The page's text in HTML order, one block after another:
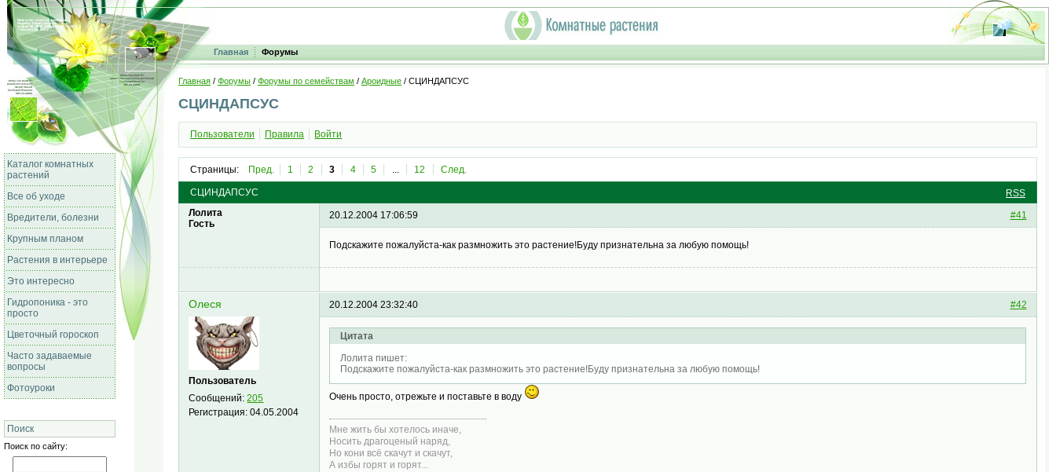
Главная Форумы
Каталог комнатных
растений
Все об уходе
Вредители, болезни
Крупным планом
Растения в интерьере
Это интересно
Гидропоника - это
просто
Цветочный гороскоп
Часто задаваемые
вопросы
Фотоуроки
Поиск
Поиск по сайту:
Главная / Форумы / Форумы по семействам / Ароидные / СЦИНДАПСУС
СЦИНДАПСУС
Пользователи Правила Войти
Страницы: Пред. 1 2 3 4 5 ... 12 След.
RSS
СЦИНДАПСУС
Лолита
Гость
#41
20.12.2004 17:06:59
Подскажите пожалуйста-как размножить это растение!Буду признательна за любую помощь!
Олеся
Пользователь
Сообщений:205
Регистрация:04.05.2004
#42
20.12.2004 23:32:40
Цитата
Лолита пишет:
Подскажите пожалуйста-как размножить это растение!Буду признательна за любую помощь!
Очень просто, отрежьте и поставьте в воду
Мне жить бы хотелось иначе,
Носить драгоценый наряд,
Но кони всё скачут и скачут,
А избы горят и горят...